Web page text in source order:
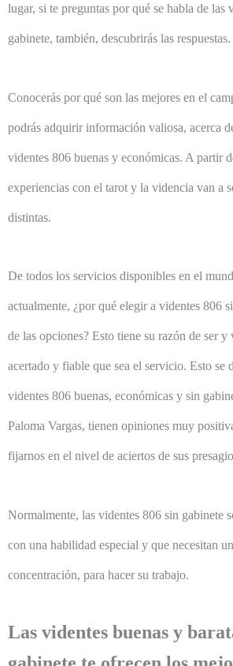
lugar, si te preguntas por qué se habla de las
gabinete, también, descubrirás las respuestas.
Conocerás por qué son las mejores en el
podrás adquirir información valiosa, acerca
videntes 806 buenas y económicas. A partir
experiencias con el tarot y la videncia van a
distintas.
De todos los servicios disponibles en el
actualmente, ¿por qué elegir a videntes 806
de las opciones? Esto tiene su razón de ser y
acertado y fiable que sea el servicio. Esto se
videntes 806 buenas, económicas y sin
Paloma Vargas, tienen opiniones muy
fijarnos en el nivel de aciertos de sus
Normalmente, las videntes 806 sin gabinete
con una habilidad especial y que necesitan
concentración, para hacer su trabajo.
Las videntes buenas y